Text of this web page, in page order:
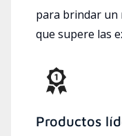
para brindar un
que supere las
Productos